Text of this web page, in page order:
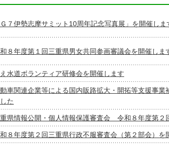
７伊勢志摩サミット10周年記念写真展」を開催しま
８年度第１回三重県男女共同参画審議会を開催しま
水道ボランティア研修会を開催します
車関連企業等による国内販路拡大・開拓等支援事業
た
県情報公開・個人情報保護審査会 令和８年度第２
８年度第２回三重県行政不服審査会（第２部会）を